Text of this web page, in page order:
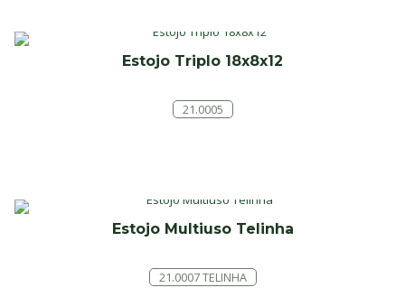
Estojo Triplo 18x8x12
21.0005
Estojo Multiuso Telinha
21.0007 TELINHA